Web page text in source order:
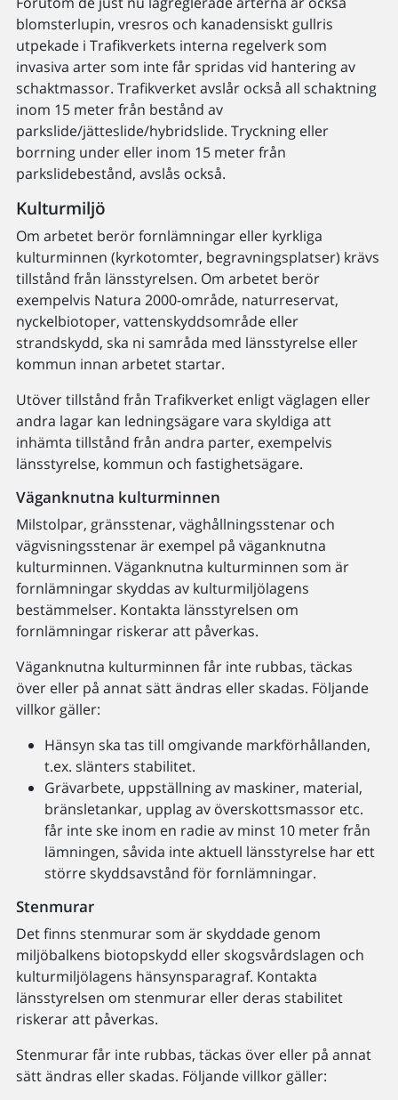
blomsterlupin, vresros och kanadensiskt gullris
utpekade i Trafikverkets interna regelverk som
invasiva arter som inte får spridas vid hantering av
schaktmassor. Trafikverket avslår också all schaktning
inom 15 meter från bestånd av
parkslide/jätteslide/hybridslide. Tryckning eller
borrning under eller inom 15 meter från
parkslidebestånd, avslås också.
Kulturmiljö
Om arbetet berör fornlämningar eller kyrkliga
kulturminnen (kyrkotomter, begravningsplatser) krävs
tillstånd från länsstyrelsen. Om arbetet berör
exempelvis Natura 2000-område, naturreservat,
nyckelbiotoper, vattenskyddsområde eller
strandskydd, ska ni samråda med länsstyrelse eller
kommun innan arbetet startar.
Utöver tillstånd från Trafikverket enligt väglagen eller
andra lagar kan ledningsägare vara skyldiga att
inhämta tillstånd från andra parter, exempelvis
länsstyrelse, kommun och fastighetsägare.
Väganknutna kulturminnen
Milstolpar, gränsstenar, väghållningsstenar och
vägvisningsstenar är exempel på väganknutna
kulturminnen. Väganknutna kulturminnen som är
fornlämningar skyddas av kulturmiljölagens
bestämmelser. Kontakta länsstyrelsen om
fornlämningar riskerar att påverkas.
Väganknutna kulturminnen får inte rubbas, täckas
över eller på annat sätt ändras eller skadas. Följande
villkor gäller:
Hänsyn ska tas till omgivande markförhållanden,
t.ex. slänters stabilitet.
Grävarbete, uppställning av maskiner, material,
bränsletankar, upplag av överskottsmassor etc.
får inte ske inom en radie av minst 10 meter från
lämningen, såvida inte aktuell länsstyrelse har ett
större skyddsavstånd för fornlämningar.
Stenmurar
Det finns stenmurar som är skyddade genom
miljöbalkens biotopskydd eller skogsvårdslagen och
kulturmiljölagens hänsynsparagraf. Kontakta
länsstyrelsen om stenmurar eller deras stabilitet
riskerar att påverkas.
Stenmurar får inte rubbas, täckas över eller på annat
sätt ändras eller skadas. Följande villkor gäller: